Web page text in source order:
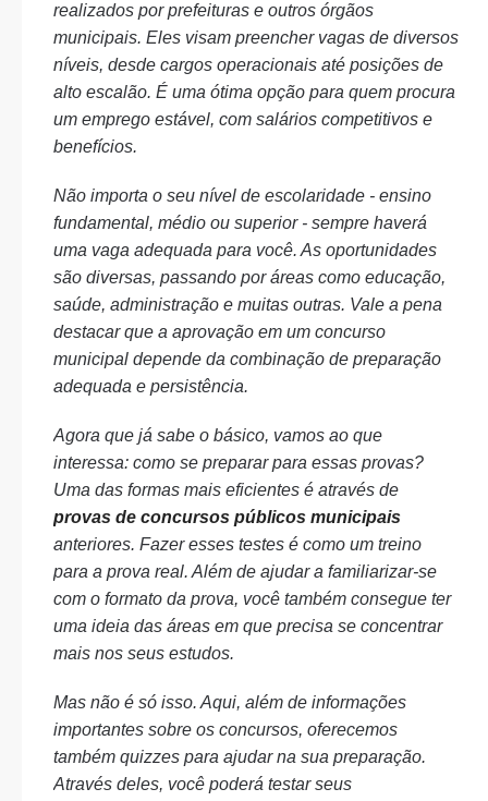
realizados por prefeituras e outros órgãos
municipais. Eles visam preencher vagas de diversos
níveis, desde cargos operacionais até posições de
alto escalão. É uma ótima opção para quem procura
um emprego estável, com salários competitivos e
benefícios.
Não importa o seu nível de escolaridade - ensino
fundamental, médio ou superior - sempre haverá
uma vaga adequada para você. As oportunidades
são diversas, passando por áreas como educação,
saúde, administração e muitas outras. Vale a pena
destacar que a aprovação em um concurso
municipal depende da combinação de preparação
adequada e persistência.
Agora que já sabe o básico, vamos ao que
interessa: como se preparar para essas provas?
Uma das formas mais eficientes é através de
provas de concursos públicos municipais
anteriores. Fazer esses testes é como um treino
para a prova real. Além de ajudar a familiarizar-se
com o formato da prova, você também consegue ter
uma ideia das áreas em que precisa se concentrar
mais nos seus estudos.
Mas não é só isso. Aqui, além de informações
importantes sobre os concursos, oferecemos
também quizzes para ajudar na sua preparação.
Através deles, você poderá testar seus